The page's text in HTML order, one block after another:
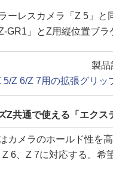
ーレスカメラ「Z 5」
GR1」とZ用縦位置ブラ
製品
5/Z 6/Z 7用の拡張グリッ
Z共通で使える「エクス
カメラのホールド性を
6、Z 7に対応する。希